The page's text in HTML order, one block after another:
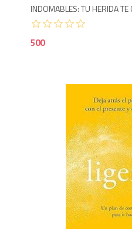
INDOMABLES: TU HERIDA TE
500